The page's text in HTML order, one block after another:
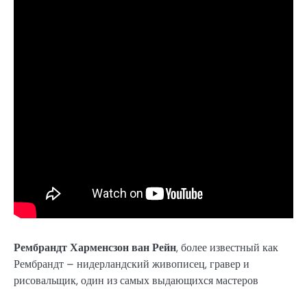
Рембрандт Харменсзон ван Рейн, более известный как
Рембрандт – нидерландский живописец, гравер и
рисовальщик, один из самых выдающихся мастеров